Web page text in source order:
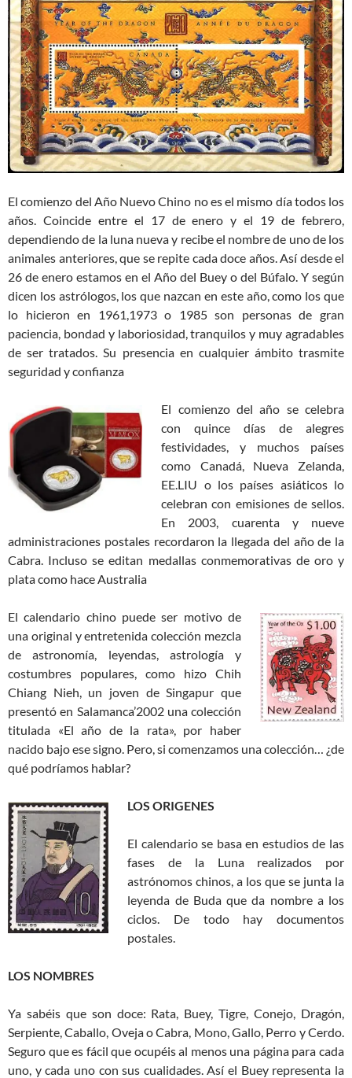
El comienzo del Año Nuevo Chino no es el mismo día todos los
años. Coincide entre el 17 de enero y el 19 de febrero,
dependiendo de la luna nueva y recibe el nombre de uno de los
animales anteriores, que se repite cada doce años. Así desde el
26 de enero estamos en el Año del Buey o del Búfalo. Y según
dicen los astrólogos, los que nazcan en este año, como los que
lo hicieron en 1961,1973 o 1985 son personas de gran
paciencia, bondad y laboriosidad, tranquilos y muy agradables
de ser tratados. Su presencia en cualquier ámbito trasmite
seguridad y confianza
El comienzo del año se celebra
con quince días de alegres
festividades, y muchos países
como Canadá, Nueva Zelanda,
EE.LIU o los países asiáticos lo
celebran con emisiones de sellos.
En 2003, cuarenta y nueve
administraciones postales recordaron la llegada del año de la
Cabra. Incluso se editan medallas conmemorativas de oro y
plata como hace Australia
El calendario chino puede ser motivo de
una original y entretenida colección mezcla
de astronomía, leyendas, astrología y
costumbres populares, como hizo Chih
Chiang Nieh, un joven de Singapur que
presentó en Salamanca’2002 una colección
titulada «El año de la rata», por haber
nacido bajo ese signo. Pero, si comenzamos una colección… ¿de
qué podríamos hablar?
LOS ORIGENES
El calendario se basa en estudios de las
fases de la Luna realizados por
astrónomos chinos, a los que se junta la
leyenda de Buda que da nombre a los
ciclos. De todo hay documentos
postales.
LOS NOMBRES
Ya sabéis que son doce: Rata, Buey, Tigre, Conejo, Dragón,
Serpiente, Caballo, Oveja o Cabra, Mono, Gallo, Perro y Cerdo.
Seguro que es fácil que ocupéis al menos una página para cada
uno, y cada uno con sus cualidades. Así el Buey representa la